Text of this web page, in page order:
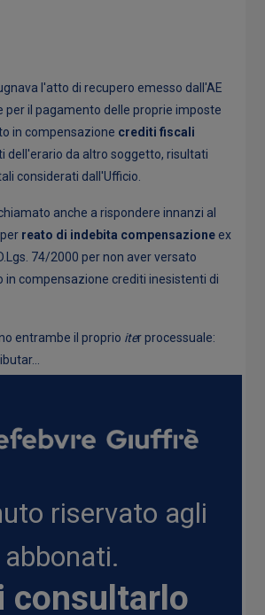
l'atto di recupero emesso dall'AE
per il pagamento delle proprie imposte
in compensazione crediti fiscali
dell'erario da altro soggetto, risultati
considerati dall'Ufficio.
anche a rispondere innanzi al
reato di indebita compensazione ex
74/2000 per non aver versato
compensazione crediti inesistenti di
entrambe il proprio iter processuale:
riservato agli
abbonati.
consultarlo